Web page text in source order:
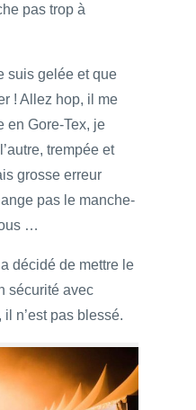
pas trop à
suis gelée et que
! Allez hop, il me
en Gore-Tex, je
trempée et
grosse erreur
pas le manche-
…
décidé de mettre le
sécurité avec
n’est pas blessé.